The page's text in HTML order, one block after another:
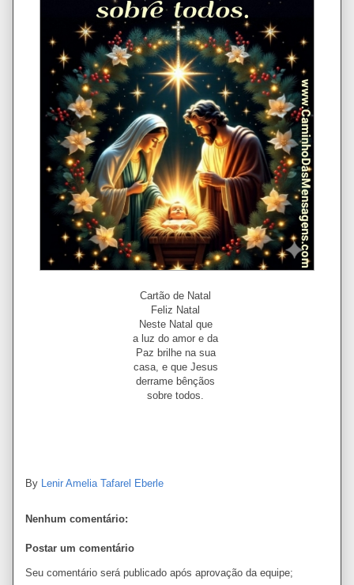
Cartão de Natal
Feliz Natal
Neste Natal que
a luz do amor e da
Paz brilhe na sua
casa, e que Jesus
derrame bênçãos
sobre todos.
By Lenir Amelia Tafarel Eberle
Nenhum comentário:
Postar um comentário
Seu comentário será publicado após aprovação da equipe;